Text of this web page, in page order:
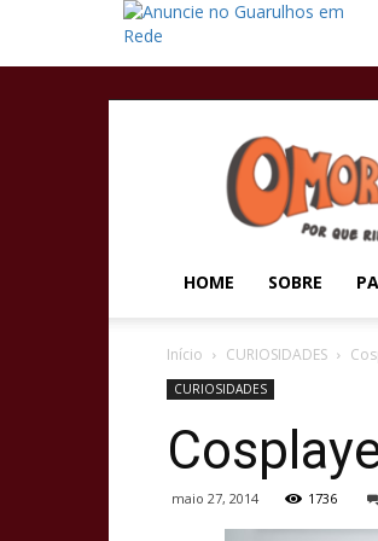
Omoristas
HOME SOBRE
Início CURIOSIDADES
CURIOSIDADES
maio 27, 2014 1736